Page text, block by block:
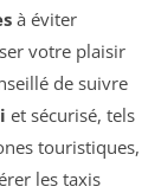
à éviter
votre plaisir
de suivre
et sécurisé, tels
touristiques,
les taxis